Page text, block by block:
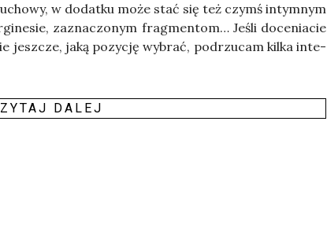
w dodat­ku może stać się też czymś intym­nym
zazna­czo­nym frag­men­tom… Jeśli doce­nia­cie
jesz­cze, jaką pozy­cję wybrać, pod­rzu­cam kil­ka inte­
DALEJ